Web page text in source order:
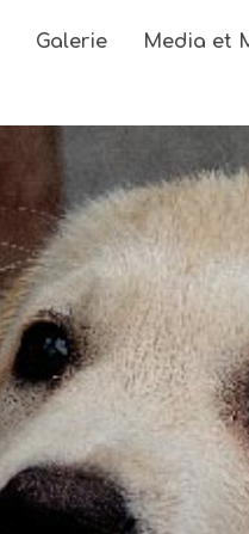
Galerie Media et